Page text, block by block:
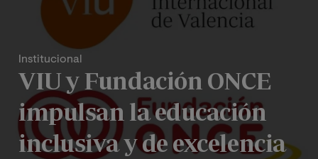
Institucional
VIU y Fundación ONCE
impulsan la educación
inclusiva y de excelencia